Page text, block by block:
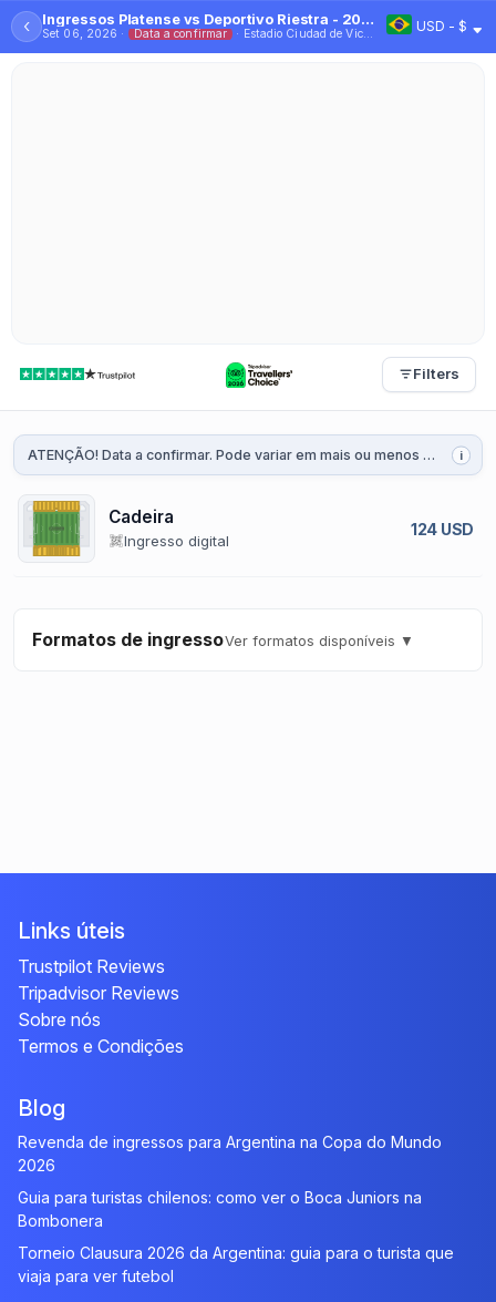
‹ Ingressos Platense vs Deportivo Riestra - 2026
Set 06, 2026 · Data a confirmar · Estadio Ciudad de Vicente López USD - $
Filters
ATENÇÃO! Data a confirmar. Pode variar em mais ou menos 2 dias. Será confirmada 1 ou 2 semanas antes da partida. i
Cadeira
Ingresso digital
124 USD
Formatos de ingressoVer formatos disponíveis ▼
Links úteis
Trustpilot Reviews
Tripadvisor Reviews
Sobre nós
Termos e Condições
Blog
Revenda de ingressos para Argentina na Copa do Mundo
2026
Guia para turistas chilenos: como ver o Boca Juniors na
Bombonera
Torneio Clausura 2026 da Argentina: guia para o turista que
viaja para ver futebol